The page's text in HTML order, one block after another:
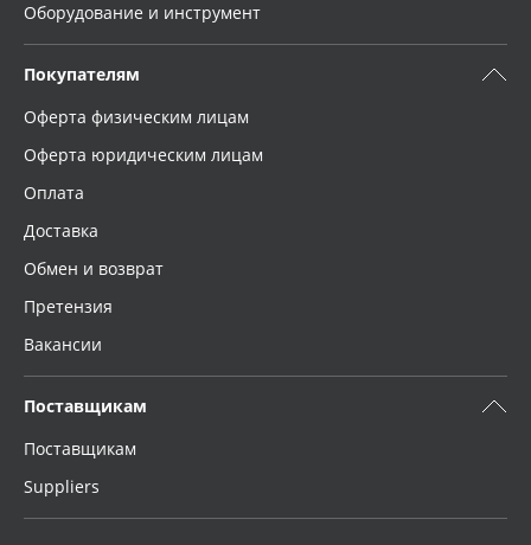
Оборудование и инструмент
Покупателям
Оферта физическим лицам
Оферта юридическим лицам
Оплата
Доставка
Обмен и возврат
Претензия
Вакансии
Поставщикам
Поставщикам
Suppliers